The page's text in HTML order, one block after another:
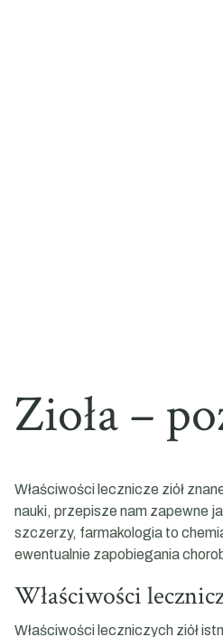
Zioła –
Właściwości lecznicze ziół
nauki, przepisze nam zapewne
szczerzy, farmakologia to
ewentualnie zapobiegania
Właściwości
Właściwości leczniczych ziół